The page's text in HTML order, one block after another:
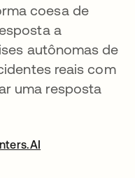
coesa de
a
autônomas de
reais com
uma resposta